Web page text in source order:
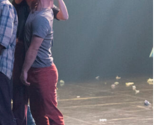
In Extremis